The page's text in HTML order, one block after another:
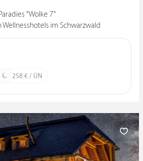
"Wolke 7"
Wellnesshotels im Schwarzwald
258 € / ÜN